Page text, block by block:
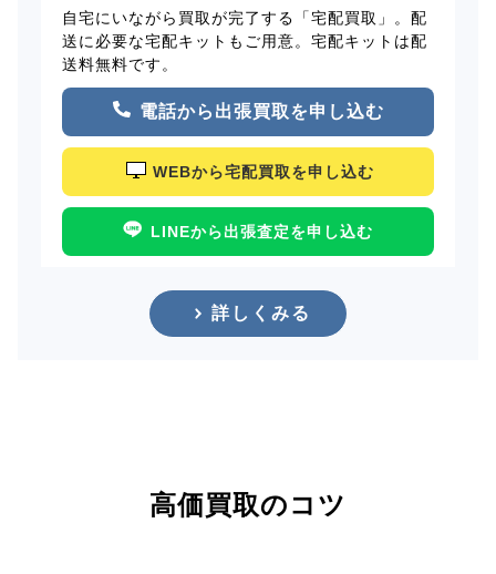
自宅にいながら買取が完了する「宅配買取」。配
送に必要な宅配キットもご用意。宅配キットは配
送料無料です。
電話から出張買取を申し込む
WEBから宅配買取を申し込む
LINEから出張査定を申し込む
詳しくみる
高価買取のコツ